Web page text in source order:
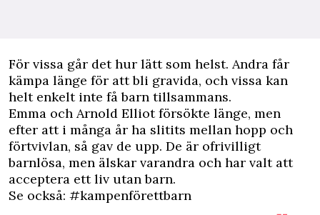
För vissa går det hur lätt som helst. Andra får
kämpa länge för att bli gravida, och vissa kan
helt enkelt inte få barn tillsammans.
Emma och Arnold Elliot försökte länge, men
efter att i många år ha slitits mellan hopp och
förtvivlan, så gav de upp. De är ofrivilligt
barnlösa, men älskar varandra och har valt att
acceptera ett liv utan barn.
Se också: #kampenförettbarn